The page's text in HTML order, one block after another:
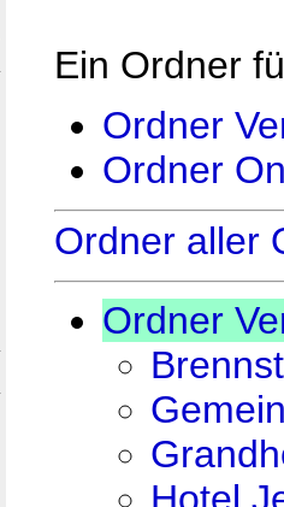
Ein Ordner
Ordner
Ordner
Ordner aller
Ordner